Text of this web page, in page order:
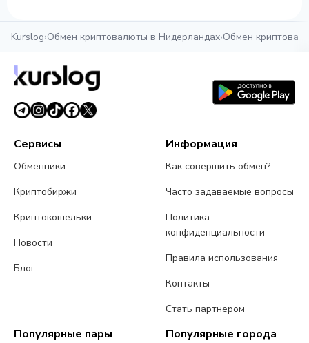
Kurslog›Обмен криптовалюты в Нидерландах›Обмен
Сервисы
Обменники
Криптобиржи
Криптокошельки
Новости
Блог
Информация
Как совершить обмен?
Часто задаваемые вопросы
Политика
конфиденциальности
Правила использования
Контакты
Стать партнером
Популярные пары Популярные города